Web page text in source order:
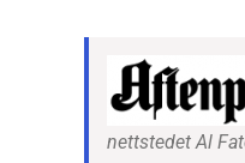
nettstedet Al